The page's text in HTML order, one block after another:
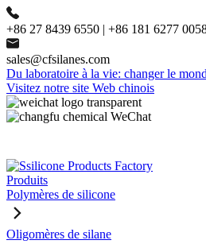
+86 27 8439 6550 | +86 181 6277
sales@cfsilanes.com
Du laboratoire à la vie: changer le
Visitez notre site Web chinois
Produits
Polymères de silicone
Oligomères de silane